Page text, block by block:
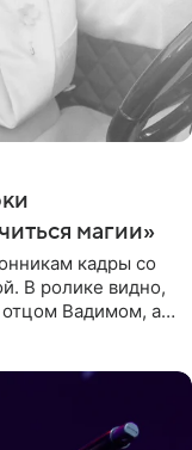
магии»
кадры со
В ролике видно,
отцом Вадимом, а у